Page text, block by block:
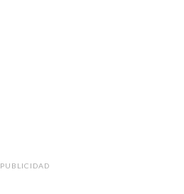
PUBLICIDAD